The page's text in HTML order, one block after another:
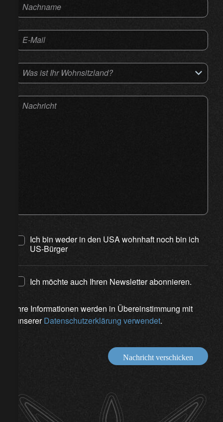
Nachname
E-Mail
Was ist Ihr Wohnsitzland?
Nachricht
Ich bin weder in den USA wohnhaft noch bin ich
US-Bürger
Ich möchte auch Ihren Newsletter abonnieren.
Ihre Informationen werden in Übereinstimmung mit
unsererDatenschutzerklärung verwendet.
Nachricht verschicken